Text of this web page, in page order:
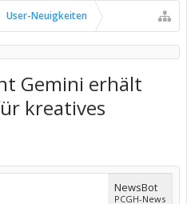
User-Neuigkeiten
Gemini erhält
kreatives
NewsBot
PCGH-News